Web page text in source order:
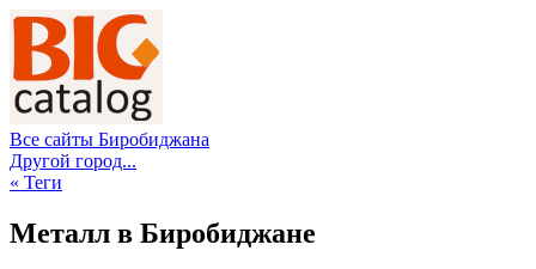
Все сайты Биробиджана
Другой город...
« Теги
Металл в Биробиджане